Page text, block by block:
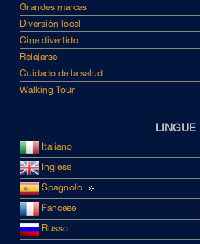
Grandes marcas
Diversión local
Cine divertido
Relajarse
Cuidado de la salud
Walking Tour
LINGUE
Italiano
Inglese
Spagnolo
Fancese
Russo